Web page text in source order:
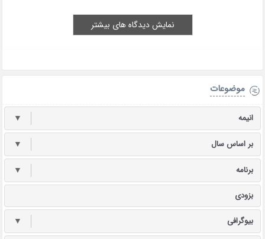
نمایش دیدگاه های بیشتر
موضوعات
انیمه ▼
بر اساس سال ▼
برنامه ▼
بزودی
بیوگرافی ▼